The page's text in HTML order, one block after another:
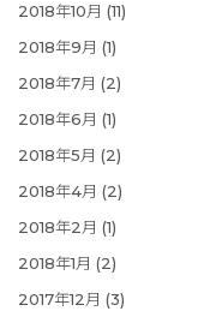
2018年10月 (11)
2018年9月 (1)
2018年7月 (2)
2018年6月 (1)
2018年5月 (2)
2018年4月 (2)
2018年2月 (1)
2018年1月 (2)
2017年12月 (3)